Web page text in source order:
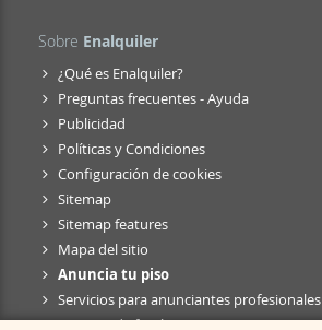
Sobre Enalquiler
¿Qué es Enalquiler?
Preguntas frecuentes - Ayuda
Publicidad
Políticas y Condiciones
Configuración de cookies
Sitemap
Sitemap features
Mapa del sitio
Anuncia tu piso
Servicios para anunciantes profesionales
Anuncio de fusión